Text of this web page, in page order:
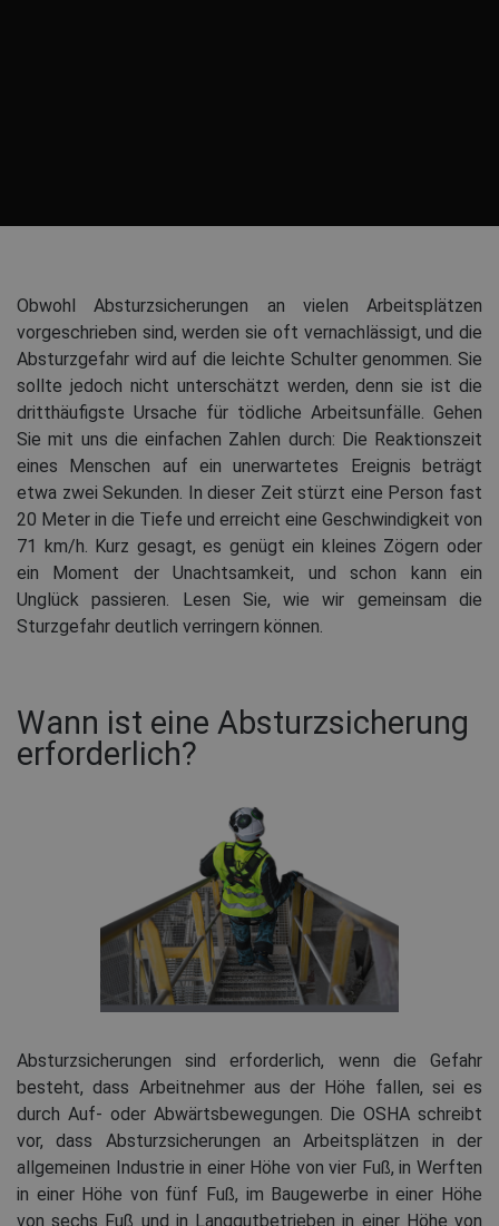
Obwohl Absturzsicherungen an vielen Arbeitsplätzen
vorgeschrieben sind, werden sie oft vernachlässigt, und die
Absturzgefahr wird auf die leichte Schulter genommen. Sie
sollte jedoch nicht unterschätzt werden, denn sie ist die
dritthäufigste Ursache für tödliche Arbeitsunfälle. Gehen
Sie mit uns die einfachen Zahlen durch: Die Reaktionszeit
eines Menschen auf ein unerwartetes Ereignis beträgt
etwa zwei Sekunden. In dieser Zeit stürzt eine Person fast
20 Meter in die Tiefe und erreicht eine Geschwindigkeit von
71 km/h. Kurz gesagt, es genügt ein kleines Zögern oder
ein Moment der Unachtsamkeit, und schon kann ein
Unglück passieren. Lesen Sie, wie wir gemeinsam die
Sturzgefahr deutlich verringern können.
Wann ist eine Absturzsicherung
erforderlich?
Absturzsicherungen sind erforderlich, wenn die Gefahr
besteht, dass Arbeitnehmer aus der Höhe fallen, sei es
durch Auf- oder Abwärtsbewegungen. Die OSHA schreibt
vor, dass Absturzsicherungen an Arbeitsplätzen in der
allgemeinen Industrie in einer Höhe von vier Fuß, in Werften
in einer Höhe von fünf Fuß, im Baugewerbe in einer Höhe
von sechs Fuß und in Langgutbetrieben in einer Höhe von